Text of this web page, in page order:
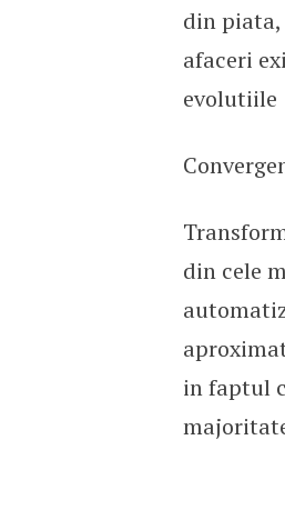
din
afaceri
evolutiile
din cele
in faptul